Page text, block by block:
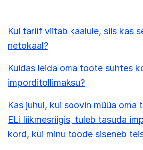
Kui tariif viitab kaalule, siis kas
netokaal?
Kuidas leida oma toote suhtes
imporditollimaksu?
Kas juhul, kui soovin müüa oma
ELi liikmesriigis, tuleb tasuda
kord, kui minu toode siseneb